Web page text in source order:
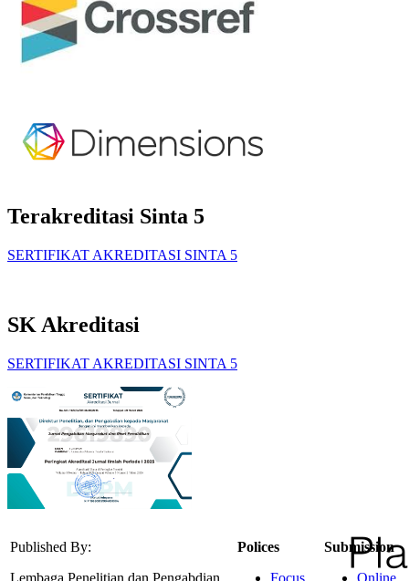
Terakreditasi Sinta 5
SERTIFIKAT AKREDITASI SINTA 5
SK Akreditasi
SERTIFIKAT AKREDITASI SINTA 5
Published By:
Lembaga Penelitian dan Pengabdian
Polices
Focus
Submission
Online